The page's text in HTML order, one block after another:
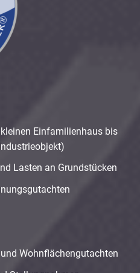
Einfamilienhaus bis
Lasten an Grundstücken
Wohnflächengutachten